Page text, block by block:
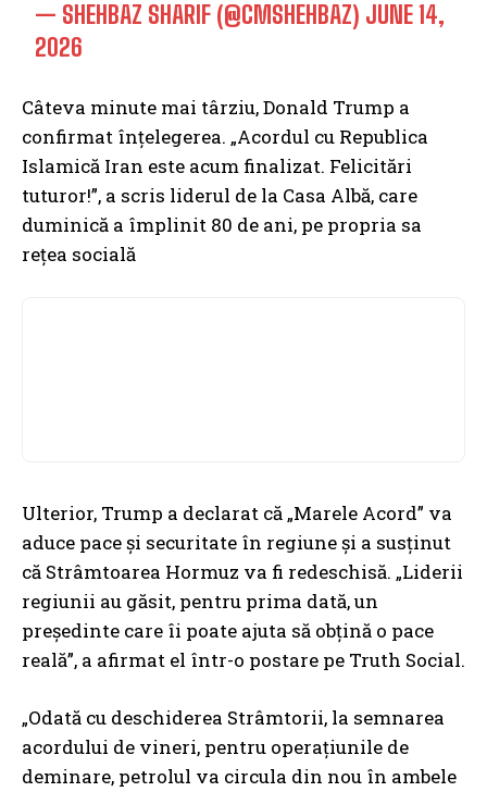
— SHEHBAZ SHARIF (@CMSHEHBAZ) JUNE 14,
2026
Câteva minute mai târziu, Donald Trump a
confirmat înțelegerea. „Acordul cu Republica
Islamică Iran este acum finalizat. Felicitări
tuturor!”, a scris liderul de la Casa Albă, care
duminică a împlinit 80 de ani, pe propria sa
rețea socială
Ulterior, Trump a declarat că „Marele Acord” va
aduce pace și securitate în regiune și a susținut
că Strâmtoarea Hormuz va fi redeschisă. „Liderii
regiunii au găsit, pentru prima dată, un
președinte care îi poate ajuta să obțină o pace
reală”, a afirmat el într-o postare pe Truth Social.
„Odată cu deschiderea Strâmtorii, la semnarea
acordului de vineri, pentru operațiunile de
deminare, petrolul va circula din nou în ambele